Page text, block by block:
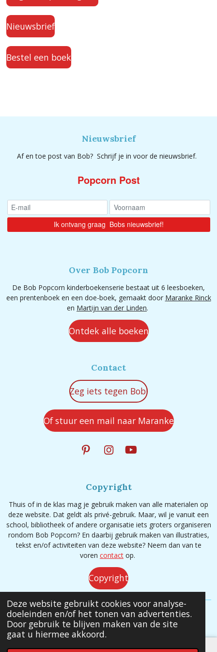
Deze website gebruikt cookies voor analyse-
doeleinden en/of het tonen van advertenties.
Door gebruik te blijven maken van de site
gaat u hiermee akkoord.
Nieuwsbrief
Bestel een boek
Nieuwsbrief
Af en toe post van Bob? Schrijf je in voor de nieuwsbrief.
Popcorn Post
Over Bob Popcorn
De Bob Popcorn kinderboekenserie bestaat uit 6 leesboeken,
een prentenboek en een doe-boek, gemaakt door Maranke Rinck
en Martijn van der Linden.
Ontdek alle boeken
Contact
Zeg iets tegen Bob!
Of stuur een mail naar Maranke
P
t
r
e
s
t
I
t
g
r
a
m
Y
T
b
e
Copyright
Thuis of in de klas mag je gebruik maken van alle materialen op
deze website. Dat geldt als privé-gebruik. Maar, wil je vanuit een
school, bibliotheek of andere organisatie iets groters organiseren
rondom Bob Popcorn? En daarbij gebruik maken van illustraties,
tekst en/of activiteiten van deze website? Neem dan van te
voren contact op.
Copyright
© 2020 - 2026 Bob Popcorn